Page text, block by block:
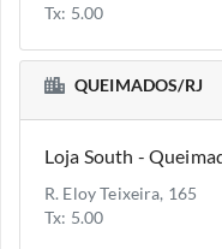
Tx: 5.00
QUEIMADOS/RJ
Loja South -
R. Eloy Teixeira, 165
Tx: 5.00